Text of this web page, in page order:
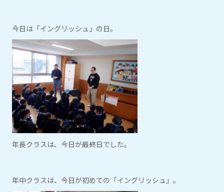
今日は「イングリッシュ」の日。
年長クラスは、今日が最終日でした。
年中クラスは、今日が初めての「イングリッシュ」。